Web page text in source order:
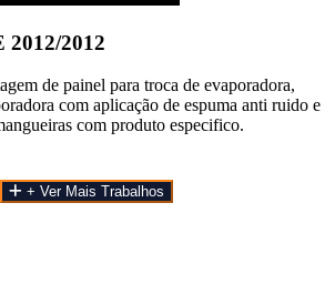
2012
de painel para troca de evaporadora,
com aplicação de espuma anti ruido e
com produto especifico.
+ Ver Mais Trabalhos